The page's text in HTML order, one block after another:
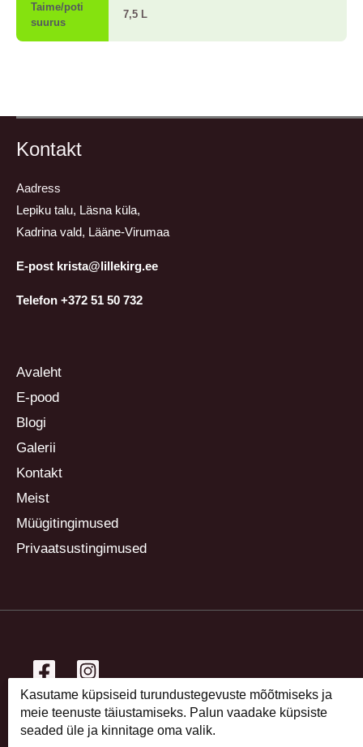
Taime/poti
suurus
7,5 L
Kontakt
Aadress
Lepiku talu, Läsna küla,
Kadrina vald, Lääne-Virumaa
E-post krista@lillekirg.ee
Telefon +372 51 50 732
Avaleht
E-pood
Blogi
Galerii
Kontakt
Meist
Müügitingimused
Privaatsustingimused
Copyright © 2026 Lillekirg taimeaed
Kasutame küpsiseid turundustegevuste mõõtmiseks ja
meie teenuste täiustamiseks. Palun vaadake küpsiste
seaded üle ja kinnitage oma valik.